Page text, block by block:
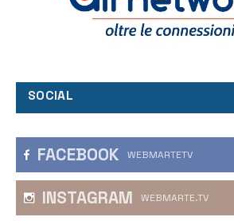
SOCIAL
FACEBOOK WEBMARTETV
INSTAGRAM WEBMARTE.TV